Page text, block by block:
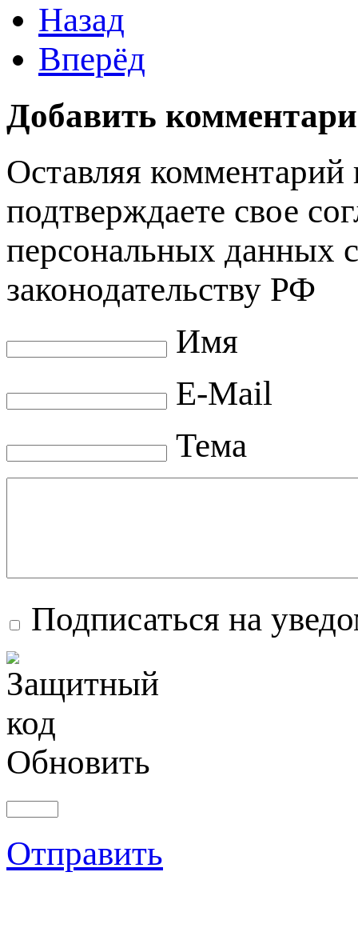
Назад
Вперёд
Добавить
Оставляя
подтверждаете свое
персональных данных
законодательству РФ
Имя
E-Mail
Тема
Подписаться на
Обновить
Отправить